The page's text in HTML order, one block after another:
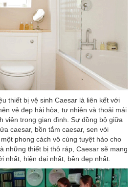
thiết bị vệ sinh Caesar là liên kết với
vẻ đẹp hài hòa, tự nhiên và thoải mái
viên trong gian đình. Sự đồng bộ giữa
caesar, bồn tắm caesar, sen vòi
phong cách vô cùng tuyệt hảo cho
những thiết bị thô ráp, Caesar sẽ mang
nhất, hiện đại nhất, bền đẹp nhất.